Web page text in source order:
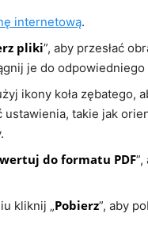
internetową.
pliki”, aby przesłać
je do odpowiedniego
ikony koła zębatego,
ustawienia, takie jak
do formatu PDF
kliknij „Pobierz”, aby